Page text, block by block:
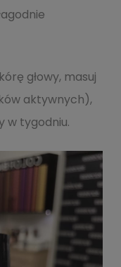
głowy, masuj
aktywnych),
w tygodniu.